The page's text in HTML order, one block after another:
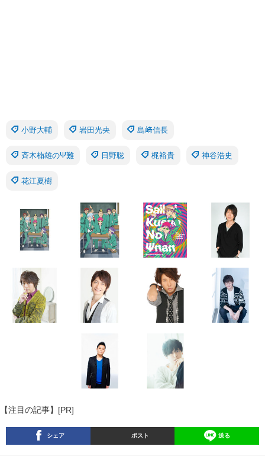
小野大輔 岩田光央 島﨑信長
斉木楠雄のΨ難 日野聡 梶裕貴 神谷浩史
花江夏樹
【注目の記事】[PR]
シェア ポスト 送る